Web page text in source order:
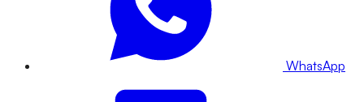
WhatsApp